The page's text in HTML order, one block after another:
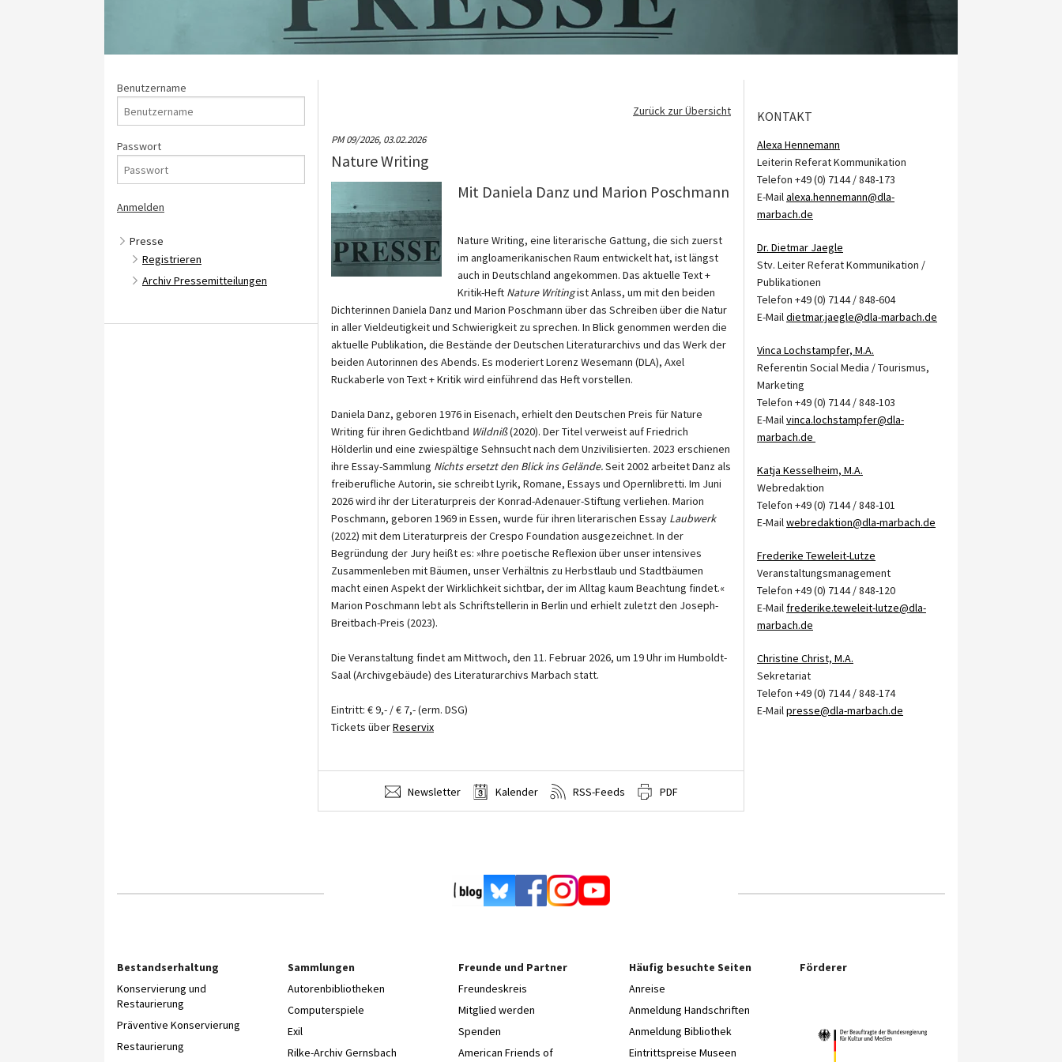
Benutzername
Passwort
Presse
Registrieren
Archiv Pressemitteilungen
Zurück zur Übersicht
PM 09/2026, 03.02.2026
Nature Writing
Mit Daniela Danz und Marion Poschmann
Nature Writing, eine literarische Gattung, die sich zuerst
im angloamerikanischen Raum entwickelt hat, ist längst
auch in Deutschland angekommen. Das aktuelle Text +
Kritik-Heft Nature Writingist Anlass, um mit den beiden
Dichterinnen Daniela Danz und Marion Poschmann über das Schreiben über die Natur
in aller Vieldeutigkeit und Schwierigkeit zu sprechen. In Blick genommen werden die
aktuelle Publikation, die Bestände der Deutschen Literaturarchivs und das Werk der
beiden Autorinnen des Abends. Es moderiert Lorenz Wesemann (DLA), Axel
Ruckaberle von Text + Kritik wird einführend das Heft vorstellen.
Daniela Danz, geboren 1976 in Eisenach, erhielt den Deutschen Preis für Nature
Writing für ihren Gedichtband Wildniß(2020). Der Titel verweist auf Friedrich
Hölderlin und eine zwiespältige Sehnsucht nach dem Unzivilisierten. 2023 erschienen
ihre Essay-Sammlung Nichts ersetzt den Blick ins Gelände.Seit 2002 arbeitet Danz als
freiberufliche Autorin, sie schreibt Lyrik, Romane, Essays und Opernlibretti. Im Juni
2026 wird ihr der Literaturpreis der Konrad-Adenauer-Stiftung verliehen. Marion
Poschmann, geboren 1969 in Essen, wurde für ihren literarischen Essay Laubwerk
(2022) mit dem Literaturpreis der Crespo Foundation ausgezeichnet. In der
Begründung der Jury heißt es: »Ihre poetische Reflexion über unser intensives
Zusammenleben mit Bäumen, unser Verhältnis zu Herbstlaub und Stadtbäumen
macht einen Aspekt der Wirklichkeit sichtbar, der im Alltag kaum Beachtung findet.«
Marion Poschmann lebt als Schriftstellerin in Berlin und erhielt zuletzt den Joseph-
Breitbach-Preis (2023).
Die Veranstaltung findet am Mittwoch, den 11. Februar 2026, um 19 Uhr im Humboldt-
Saal (Archivgebäude) des Literaturarchivs Marbach statt.
Eintritt: € 9,- / € 7,- (erm. DSG)
Tickets überReservix
Newsletter Kalender RSS-Feeds PDF
KONTAKT
Alexa Hennemann
Leiterin Referat Kommunikation
Telefon +49 (0) 7144 / 848-173
E-Mailalexa.hennemann@dla-
marbach.de
Dr. Dietmar Jaegle
Stv. Leiter Referat Kommunikation /
Publikationen
Telefon +49 (0) 7144 / 848-604
E-Maildietmar.jaegle@dla-marbach.de
Vinca Lochstampfer, M.A.
Referentin Social Media / Tourismus,
Marketing
Telefon +49 (0) 7144 / 848-103
E-Mailvinca.lochstampfer@dla-
marbach.de
Katja Kesselheim, M.A.
Webredaktion
Telefon +49 (0) 7144 / 848-101
E-Mailwebredaktion@dla-marbach.de
Frederike Teweleit-Lutze
Veranstaltungsmanagement
Telefon +49 (0) 7144 / 848-120
E-Mailfrederike.teweleit-lutze@dla-
marbach.de
Christine Christ, M.A.
Sekretariat
Telefon +49 (0) 7144 / 848-174
E-Mailpresse@dla-marbach.de
Bestandserhaltung
Konservierung und
Restaurierung
Präventive Konservierung
Restaurierung
Sammlungen
Autorenbibliotheken
Computerspiele
Exil
Rilke-Archiv Gernsbach
Freunde und Partner
Freundeskreis
Mitglied werden
Spenden
American Friends of
Häufig besuchte Seiten
Anreise
Anmeldung Handschriften
Anmeldung Bibliothek
Eintrittspreise Museen
Förderer